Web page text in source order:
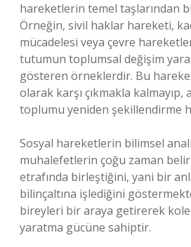
hareketlerin temel taşlarından
Örneğin, sivil haklar hareketi,
mücadelesi veya çevre
tutumun toplumsal değişim
gösteren örneklerdir. Bu
olarak karşı çıkmakla kalmayıp,
toplumu yeniden şekillendirme
Sosyal hareketlerin bilimsel
muhalefetlerin çoğu zaman
etrafında birleştiğini, yani bir
bilinçaltına işlediğini
bireyleri bir araya getirerek
yaratma gücüne sahiptir.